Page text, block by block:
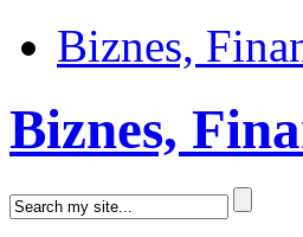
Biznes,
Biznes,